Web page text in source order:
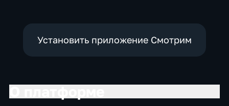
Установить приложение Смотрим